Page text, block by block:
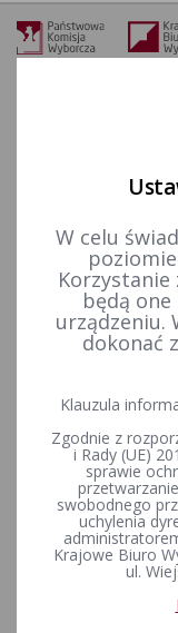
Finansowanie polityki Finansowanie partii politycznych
Uchwały
ZAŁĄCZNIKI
Polskie Stronnictwo
Prawo i
W celu
Korzystanie
będą one
urządzeniu.
dokonać
Klauzula
Zgodnie z
i Rady (UE)
sprawie
swobodnego
uchylenia
Krajowe Biuro
ul.